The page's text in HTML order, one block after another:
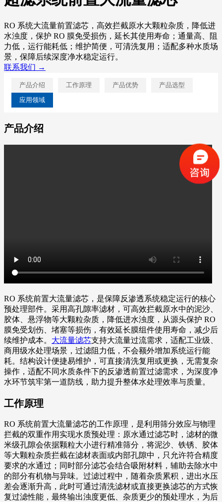
RO 系统大流量前置滤芯，高效拦截原水大颗粒杂质，降低进
水浊度，保护 RO 膜免受损伤，延长其使用寿命；通量高、阻
力低，运行能耗低；维护简便，可清洗复用；适配多种水质场
景，保障后续深度净水稳定运行。
联系我们 →
产品介绍 工作原理 产品优势
产品选型
应用领域
产品介绍
RO 系统前置大流量滤芯，是保障反渗透系统稳定运行的核心
预处理部件。采用高孔隙率滤材，可高效拦截原水中的泥沙、
胶体、悬浮物等大颗粒杂质，降低进水浊度，从源头保护 RO
膜免受划伤、堵塞等损伤，有效延长膜组件使用寿命，减少后
续维护成本。 大流量滤芯支持大流量过流需求，适配工业级、
商用级水处理场景，过滤阻力低，不会额外增加系统运行能
耗。结构设计便捷易维护，可直接清洗复用或更换，无需复杂
操作，适配不同水质条件下的反渗透前置过滤需求，为深度净
水环节筑牢第一道防线，助力提升整体水处理效率与质量。
工作原理
RO 系统前置大流量滤芯的工作原理，是利用筛分效应与物理
拦截的双重作用实现水质预处理：原水通过滤芯时，滤材的微
米级孔隙会依据颗粒大小进行精准筛分，将泥沙、铁锈、胶体
等大颗粒杂质拦截在滤材表面或内部孔隙中，只允许符合精度
要求的水通过；同时部分滤芯会结合吸附材料，辅助去除水中
的部分有机物与异味。过滤过程中，随着杂质累积，进出水压
差会逐渐升高，此时可通过清洗滤材或直接更换滤芯的方式恢
复过滤性能，最终输出浊度更低、杂质更少的预处理水，为后